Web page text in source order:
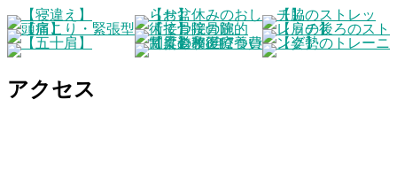
アクセス